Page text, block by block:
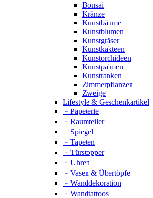
Bonsai
Kränze
Kunstbäume
Kunstblumen
Kunstgräser
Kunstkakteen
Kunstorchideen
Kunstpalmen
Kunstranken
Zimmerpflanzen
Zweige
Lifestyle & Geschenkartikel
﹢ Papeterie
﹢ Raumteiler
﹢ Spiegel
﹢ Tapeten
﹢ Türstopper
﹢ Uhren
﹢ Vasen & Übertöpfe
﹢ Wanddekoration
﹢ Wandtattoos